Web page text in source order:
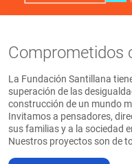
Comprometidos
La Fundación Santillana
superación de las
construcción de un mundo
Invitamos a pensadores,
sus familias y a la sociedad
Nuestros proyectos son de